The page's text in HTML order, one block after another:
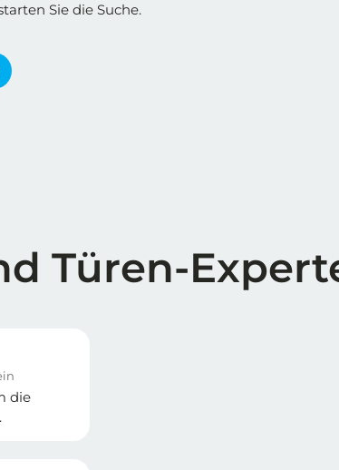
Sie die Suche.
Türen-
die